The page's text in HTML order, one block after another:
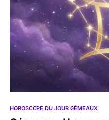
HOROSCOPE DU JOUR GÉMEAUX